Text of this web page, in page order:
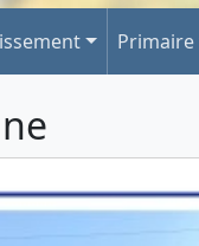
Primaire